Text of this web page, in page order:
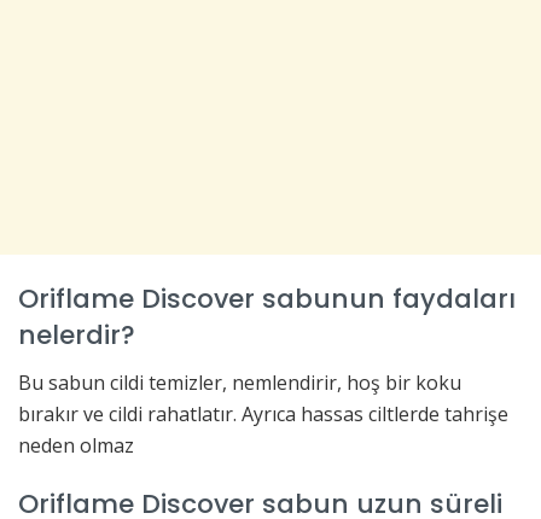
Oriflame Discover sabunun faydaları
nelerdir?
Bu sabun cildi temizler, nemlendirir, hoş bir koku
bırakır ve cildi rahatlatır. Ayrıca hassas ciltlerde tahrişe
neden olmaz
Oriflame Discover sabun uzun süreli